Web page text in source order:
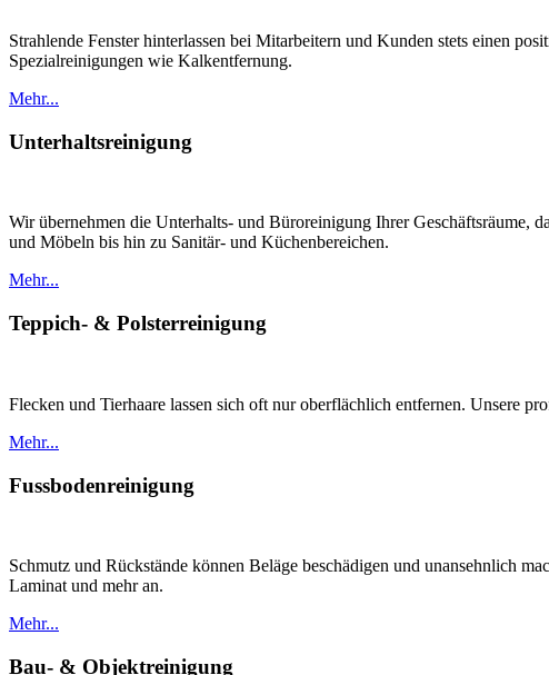
Strahlende Fenster hinterlassen bei Mitarbeitern und Kunden stets einen
Spezialreinigungen wie Kalkentfernung.
Mehr...
Unterhaltsreinigung
Wir übernehmen die Unterhalts- und Büroreinigung Ihrer Geschäftsräume,
und Möbeln bis hin zu Sanitär- und Küchenbereichen.
Mehr...
Teppich- & Polsterreinigung
Flecken und Tierhaare lassen sich oft nur oberflächlich entfernen. Unsere
Mehr...
Fussbodenreinigung
Schmutz und Rückstände können Beläge beschädigen und unansehnlich
Laminat und mehr an.
Mehr...
Bau- & Objektreinigung